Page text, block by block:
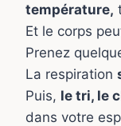
température,
Et le corps
Prenez
La respiration
Puis, le tri, le
dans votre